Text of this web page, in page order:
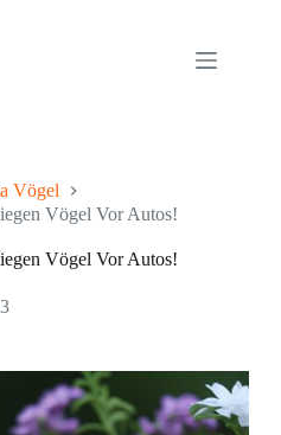
Vögel
Vögel Vor Autos!
Vögel Vor Autos!